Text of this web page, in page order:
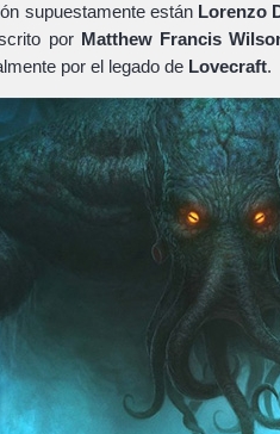
supuestamente están Lorenzo
por Matthew Francis
por el legado de Lovecraft.